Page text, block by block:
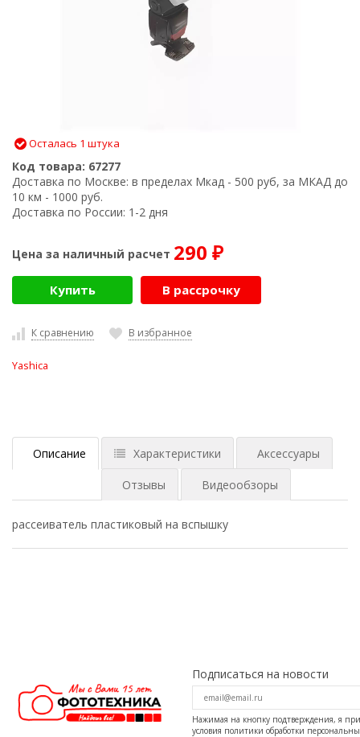
Осталась 1 штука
Код товара: 67277
Доставка по Москве: в пределах Мкад - 500 руб, за МКАД до
10 км - 1000 руб.
Доставка по России: 1-2 дня
Цена за наличный расчет 290 ₽
Купить В рассрочку
К сравнению В избранное
Yashica
Описание Характеристики Аксессуары
Отзывы Видеообзоры
рассеиватель пластиковый на вспышку
Подписаться на новости
Нажимая на кнопку подтверждения, я
условия политики обработки